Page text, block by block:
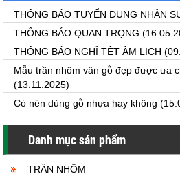
THÔNG BÁO TUYỂN DỤNG NHÂN
THÔNG BÁO QUAN TRỌNG
THÔNG BÁO NGHỈ TÊT ÂM LỊCH
Mẫu trần nhôm vân gỗ đẹp được ưa
(13.11.2025)
Có nên dùng gỗ nhựa hay không
Danh mục sản phẩm
TRẦN NHÔM